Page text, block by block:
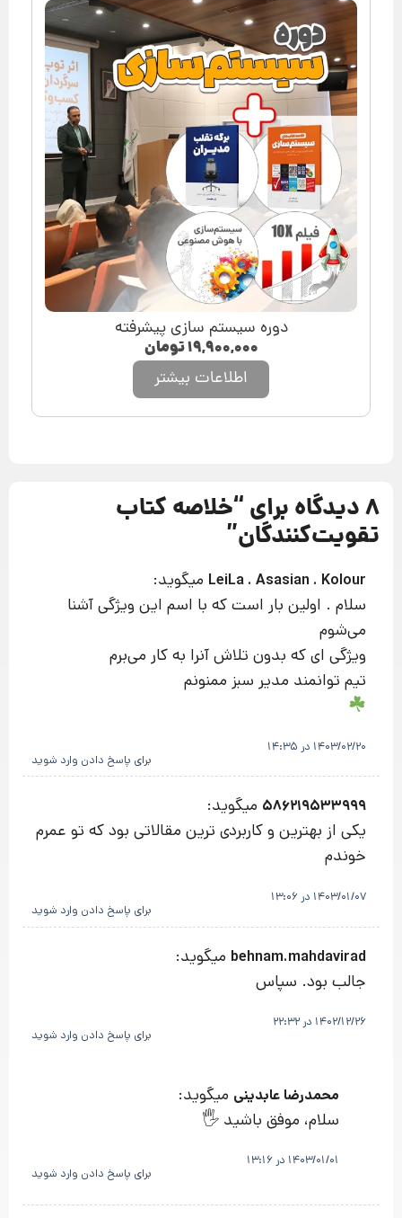
دوره سیستم سازی پیشرفته
۱۹,۹۰۰,۰۰۰تومان
اطلاعات بیشتر
8 دیدگاه برای “ خلاصه کتاب
تقویت‌کنندگان”
LeiLa . Asasian . Kolour میگوید:
سلام . اولین بار است که با اسم این ویژگی آشنا
می‌شوم
ویژگی ای که بدون تلاش آنرا به کار می‌برم
تیم توانمند مدیر سبز ممنونم
1403/02/20 در 14:35
برای پاسخ دادن وارد شوید
586219533999 میگوید:
يكى از بهترين و كاربردی ترین مقالاتی بود که تو عمرم
خوندم
1403/01/07 در 13:06
برای پاسخ دادن وارد شوید
behnam.mahdavirad میگوید:
جالب بود. سپاس
1402/12/26 در 22:32
برای پاسخ دادن وارد شوید
محمدرضا عابدینی میگوید:
سلام، موفق باشید 🖐
1403/01/01 در 13:16
برای پاسخ دادن وارد شوید